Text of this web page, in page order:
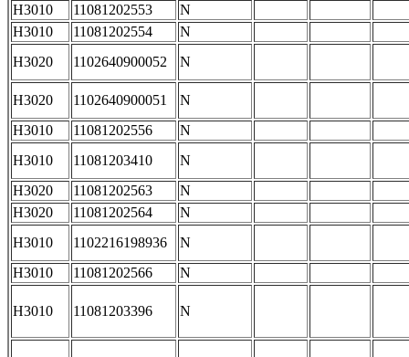
H3010
11081202553
N
H3010
11081202554
N
H3020
1102640900052 N
H3020 1102640900051
N
H3010
11081202556
N
H3010
11081203410
N
H3020
11081202563
N
H3020
11081202564
N
H3010
1102216198936
N
H3010
11081202566 N
H3010 11081203396 N